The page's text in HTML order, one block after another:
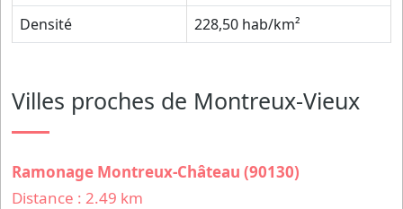
Densité
228,50 hab/km²
Villes proches de Montreux-Vieux
Ramonage Montreux-Château (90130)
Distance : 2.49 km